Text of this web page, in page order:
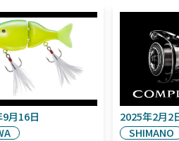
2025年9月16日